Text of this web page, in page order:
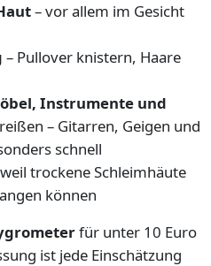
– vor allem im Gesicht
– Pullover knistern, Haare
Instrumente und
– Gitarren, Geigen und
schnell
trockene Schleimhäute
können
für unter 10 Euro
ist jede Einschätzung